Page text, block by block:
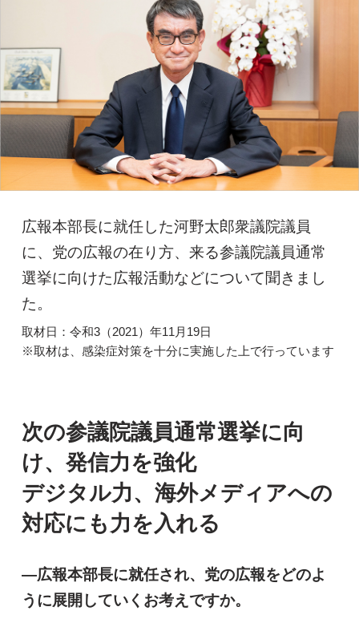
広報本部長に就任した河野太郎衆議院議員
に、党の広報の在り方、来る参議院議員通常
選挙に向けた広報活動などについて聞きまし
た。
取材日：令和3（2021）年11月19日
※取材は、感染症対策を十分に実施した上で行っています
次の参議院議員通常選挙に向
け、発信力を強化
デジタル力、海外メディアへの
対応にも力を入れる
―広報本部長に就任され、党の広報をどのよ
うに展開していくお考えですか。